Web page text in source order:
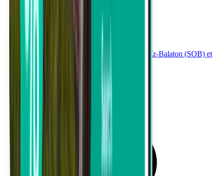
Voyages entre Aéroport international Hévíz-Balaton (SOB) et